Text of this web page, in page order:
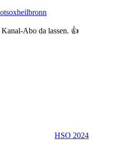
Abo da lassen. 👍
HSO 2024